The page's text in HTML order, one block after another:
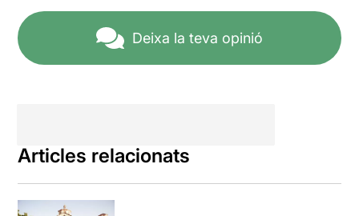
Deixa la teva opinió
Articles relacionats